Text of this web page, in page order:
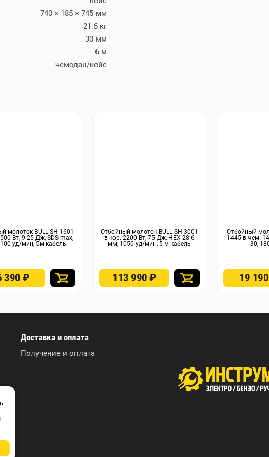
740 × 185 × 745 мм
21.6 кг
30 мм
6 м
чемодан/кейс
молоток BULL SH 1601
Вт, 9-25 Дж, SDS-max,
уд/мин, 5м кабель
390₽
Отбойный молоток BULL SH 3001
в кор. 2200 Вт, 75 Дж, HEX 28.6
мм, 1050 уд/мин, 5 м кабель
113 990₽
Отбойный
1445 в чем.
30,
19 190
Доставка и оплата
Получение и оплата